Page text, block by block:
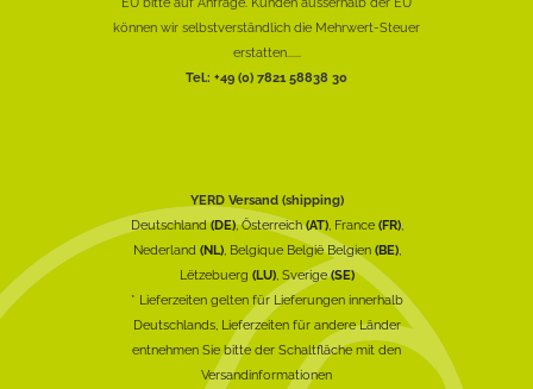
können wir selbstverständlich die Mehrwert-Steuer
erstatten......
Tel.: +49 (0) 7821 58838 30
YERD Versand (shipping)
Deutschland(DE), Österreich(AT), France (FR),
Nederland (NL), Belgique België Belgien (BE),
Lëtzebuerg (LU), Sverige(SE)
* Lieferzeiten gelten für Lieferungen innerhalb
Deutschlands, Lieferzeiten für andere Länder
entnehmen Sie bitte der Schaltfläche mit den
Versandinformationen